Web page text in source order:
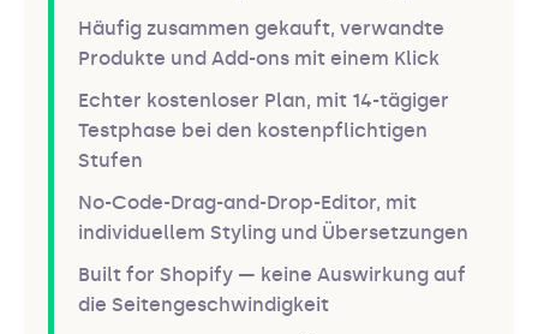
Häufig zusammen gekauft, verwandte
Produkte und Add-ons mit einem Klick
Echter kostenloser Plan, mit 14-tägiger
Testphase bei den kostenpflichtigen
Stufen
No-Code-Drag-and-Drop-Editor, mit
individuellem Styling und Übersetzungen
Built for Shopify — keine Auswirkung auf
die Seitengeschwindigkeit